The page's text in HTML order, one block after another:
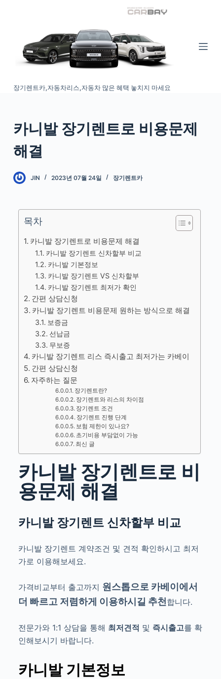
c장기렌트카,자동차리스,자동차 많은 혜택 놓치지 마세요
카니발 장기렌트로 비용문제
해결
JIN 2023년 07월 24일 장기렌트카
목차
카니발 장기렌트로 비용문제 해결
카니발 장기렌트 신차할부 비교
카니발 기본정보
카니발 장기렌트 VS 신차할부
카니발 장기렌트 최저가 확인
간편 상담신청
카니발 장기렌트 비용문제 원하는 방식으로 해결
보증금
선납금
무보증
카니발 장기렌트 리스 즉시출고 최저가는 카베이
간편 상담신청
자주하는 질문
장기렌트란?
장기렌트와 리스의 차이점
장기렌트 조건
장기렌트 진행 단계
보험 제한이 있나요?
초기비용 부담없이 가능
최신 글
카니발 장기렌트로 비
용문제 해결
카니발 장기렌트 신차할부 비교
카니발 장기렌트 계약조건 및 견적 확인하시고 최저
가로 이용해보세요.
가격비교부터 출고까지 원스톱으로카베이에서
더 빠르고 저렴하게 이용하시길 추천합니다.
전문가와 1:1 상담을 통해 최저견적 및 즉시출고를 확
인해보시기 바랍니다.
카니발 기본정보